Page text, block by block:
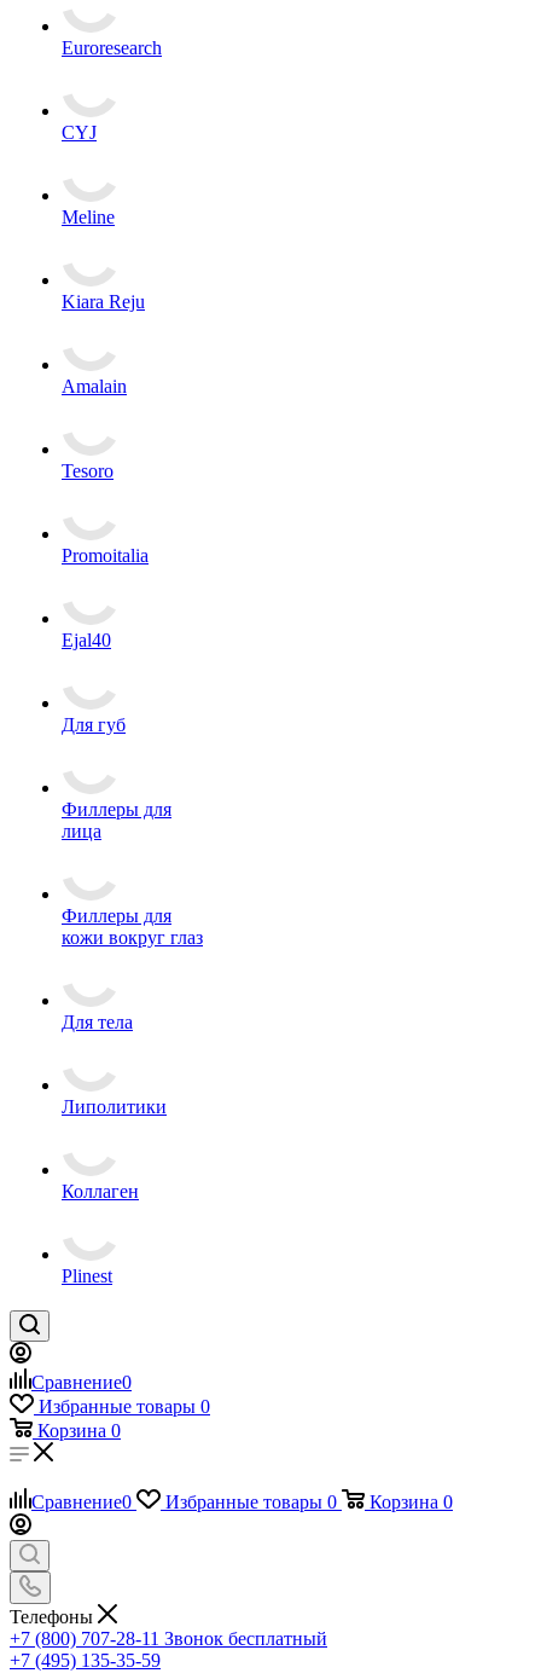
Euroresearch
CYJ
Meline
Kiara Reju
Amalain
Tesoro
Promoitalia
Ejal40
Для губ
Филлеры для
лица
Филлеры для
кожи вокруг глаз
Для тела
Липолитики
Коллаген
Plinest
Сравнение0
Избранные товары 0
Корзина 0
Сравнение0 Избранные товары 0 Корзина 0
Телефоны
+7 (800) 707-28-11 Звонок бесплатный
+7 (495) 135-35-59